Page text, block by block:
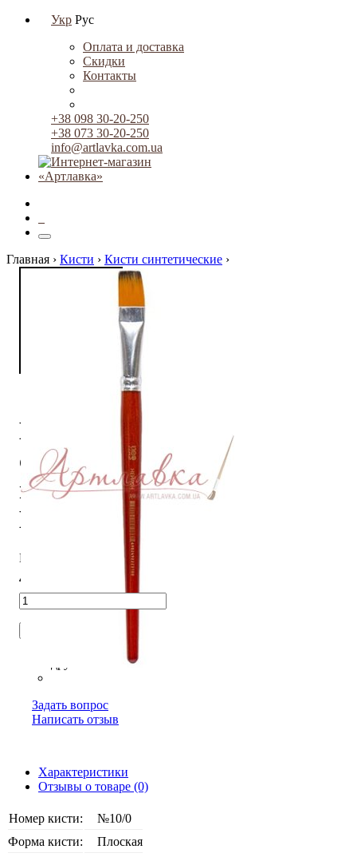
Укр Рус
Оплата и доставка
Скидки
Контакты
+38 098 30-20-250
+38 073 30-20-250
info@artlavka.com.ua
Главная › Кисти › Кисти синтетические ›
Кисть
синтетика
плоская Neo
Line, №10
В наличии
40
Задать вопрос
Написать отзыв
Характеристики
Отзывы о товаре (0)
Номер кисти:
№10/0
Форма кисти:
Плоская